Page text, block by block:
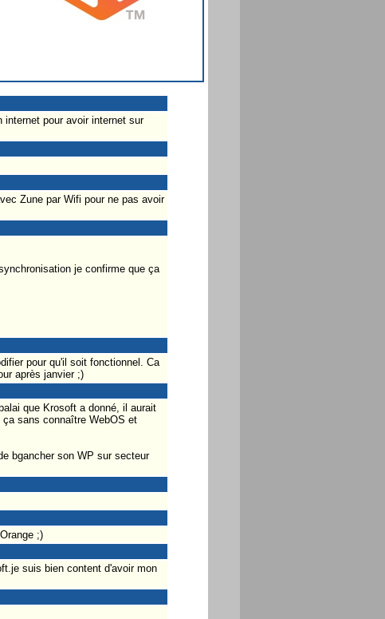
pour avoir internet sur
Zune par Wifi pour ne pas avoir
je confirme que ça
pour qu'il soit fonctionnel. Ca
après janvier ;)
que Krosoft a donné, il aurait
sans connaître WebOS et
bgancher son WP sur secteur
;)
suis bien content d'avoir mon